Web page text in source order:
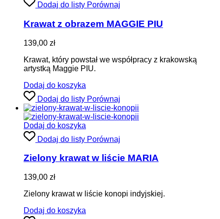
Dodaj do listy Porównaj
Krawat z obrazem MAGGIE PIU
139,00 zł
Krawat, który powstał we współpracy z krakowską
artystką Maggie PIU.
Dodaj do koszyka
Dodaj do listy Porównaj
Dodaj do koszyka
Dodaj do listy Porównaj
Zielony krawat w liście MARIA
139,00 zł
Zielony krawat w liście konopi indyjskiej.
Dodaj do koszyka